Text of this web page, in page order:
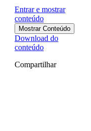
Entrar e mostrar
conteúdo
Mostrar Conteúdo
Download do
conteúdo
Compartilhar